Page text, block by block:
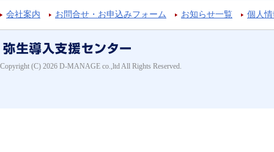
会社案内 お問合せ・お申込みフォーム お知らせ一覧 個人
Copyright (C) 2026 D-MANAGE co.,ltd All Rights Reserved.